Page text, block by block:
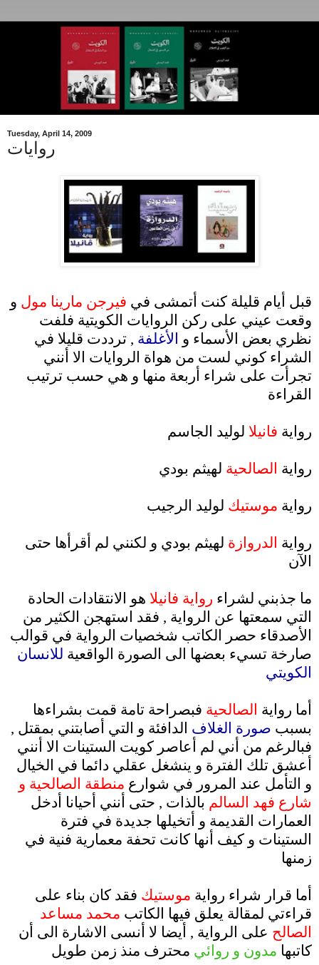
Tuesday, April 14, 2009
روايات
قبل أيام قليلة كنت أتمشى في فيرجن مارينا مول و
وقعت عيني على ركن الروايات الكويتية فلفت
نظري بعض الأسماء و
الأغلفة , ترددت قليلا في
الشراء كوني لست من هواة الروايات الا أنني
تجرأت على شراء أربعة منها و هي حسب ترتيب
القراءة
رواية فانيلا لوليد الجاسم
رواية الصالحية لهيثم بودي
رواية موستيك لوليد الرجيب
رواية الدروازة لهيثم بودي و لكنني لم أقرأها حتى
الآن
ما جذبني لشراء رواية فانيلا هو الانتقادات الحادة
التي سمعتها عن الرواية , فقد استهجن الكثير من
الأصدقاء حصر الكاتب شخصيات الرواية في قوالب
صارخة تسيء بعضها الى الصورة الواقعية للانسان
الكويتي
أما رواية الصالحية فبصراحة تامة قمت بشراءها
بسبب صورة الغلاف الدافئة و التي أصابتني بمقتل ,
فبالرغم من أني لم أعاصر كويت الستينات الا أنني
أعشق تلك الفترة و ينشغل عقلي دائما في الخيال
و التأمل عند المرور في شوارع منطقة الصالحية و
شارع فهد السالم بالذات , حتى أنني أحيانا أدخل
العمارات القديمة و أتخيلها جديدة في فترة
الستينات و كيف أنها كانت تحفة معمارية فنية في
زمنها
أما قرار شراء رواية موستيك فقد كان بناء على
قراءتي لمقالة يعلق فيها الكاتب محمد مساعد
الصالح على الرواية , أيضا لا أنسى الاشارة الى أن
كاتبها مدون و روائي محترف منذ زمن طويل